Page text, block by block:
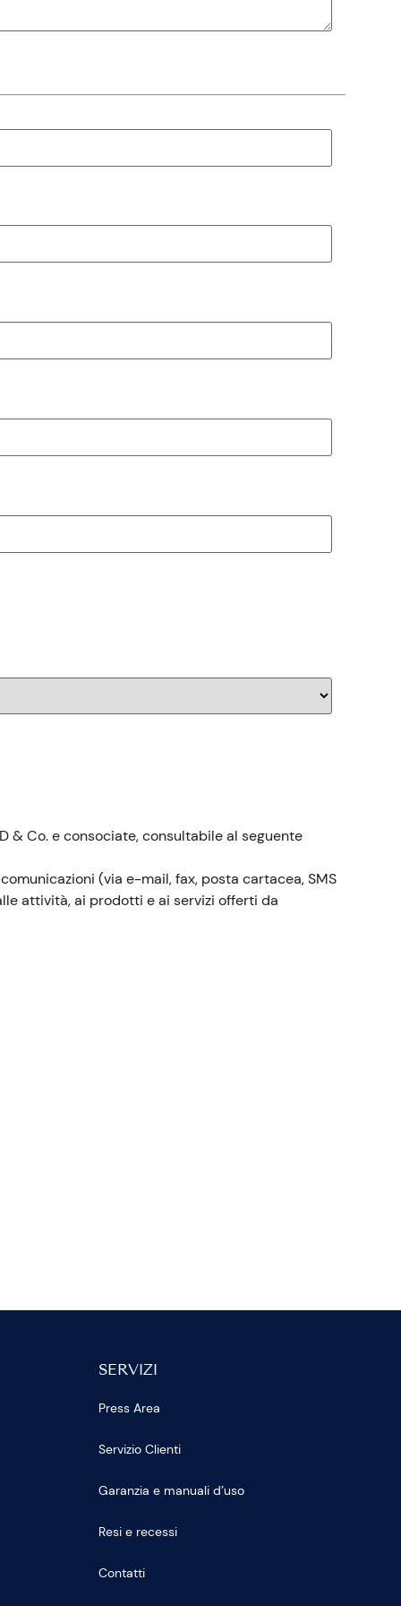
& Co. e consociate, consultabile al seguente
(via e-mail, fax, posta cartacea, SMS
attività, ai prodotti e ai servizi offerti da
SERVIZI
Press Area
Servizio Clienti
Garanzia e manuali d’uso
Resi e recessi
Contatti